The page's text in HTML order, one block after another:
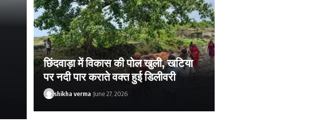
shikha verma
छिंदवाड़ा में विकास की पोल खुली, खटिया
पर नदी पार कराते वक्त हुई डिलीवरी
shikha verma June 27, 2026